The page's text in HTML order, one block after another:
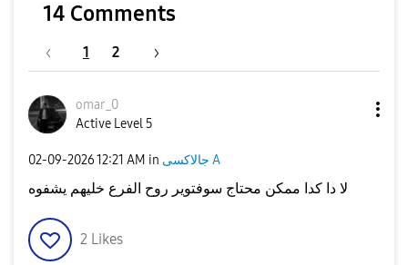
14 Comments
1 2
omar_0
Active Level 5
‎02-09-202612:21 AM in جالاكسى A
لا دا كدا ممكن محتاج سوفتوير روح الفرع خليهم يشفوه
2 Likes